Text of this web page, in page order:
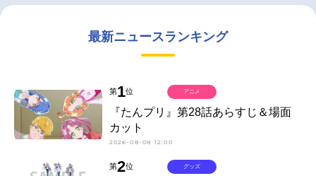
最新ニュースランキング
第1位
『たんプリ』第28話あらすじ＆場面
カット
2026-08-08 12:00
アニメ
第2位 グッズ